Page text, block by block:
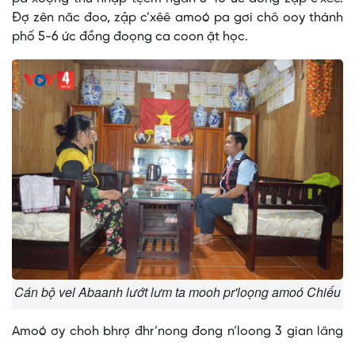
Đợ zên năc đoo, zập c’xêê amoó pa gơi chô ooy thành
phố 5-6 ức đồng đoọng ca coon ặt học.
Cán bộ vel Abaanh lướt lưm ta mooh pr'loọng amoó Chiếu
Amoó ơy choh bhrợ đhr’nong đong n’loong 3 gian lâng